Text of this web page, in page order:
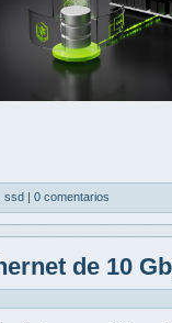
ssd | 0 comentarios
de 10